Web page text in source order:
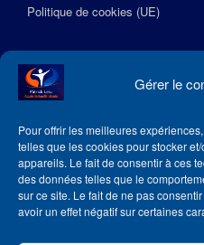
Gérer le
Pour offrir les meilleures
telles que les cookies pour stocker
appareils. Le fait de consentir à ces
des données telles que le
sur ce site. Le fait de ne pas
avoir un effet négatif sur certaines
Politique de cookies (UE)
Suivez l’Académie